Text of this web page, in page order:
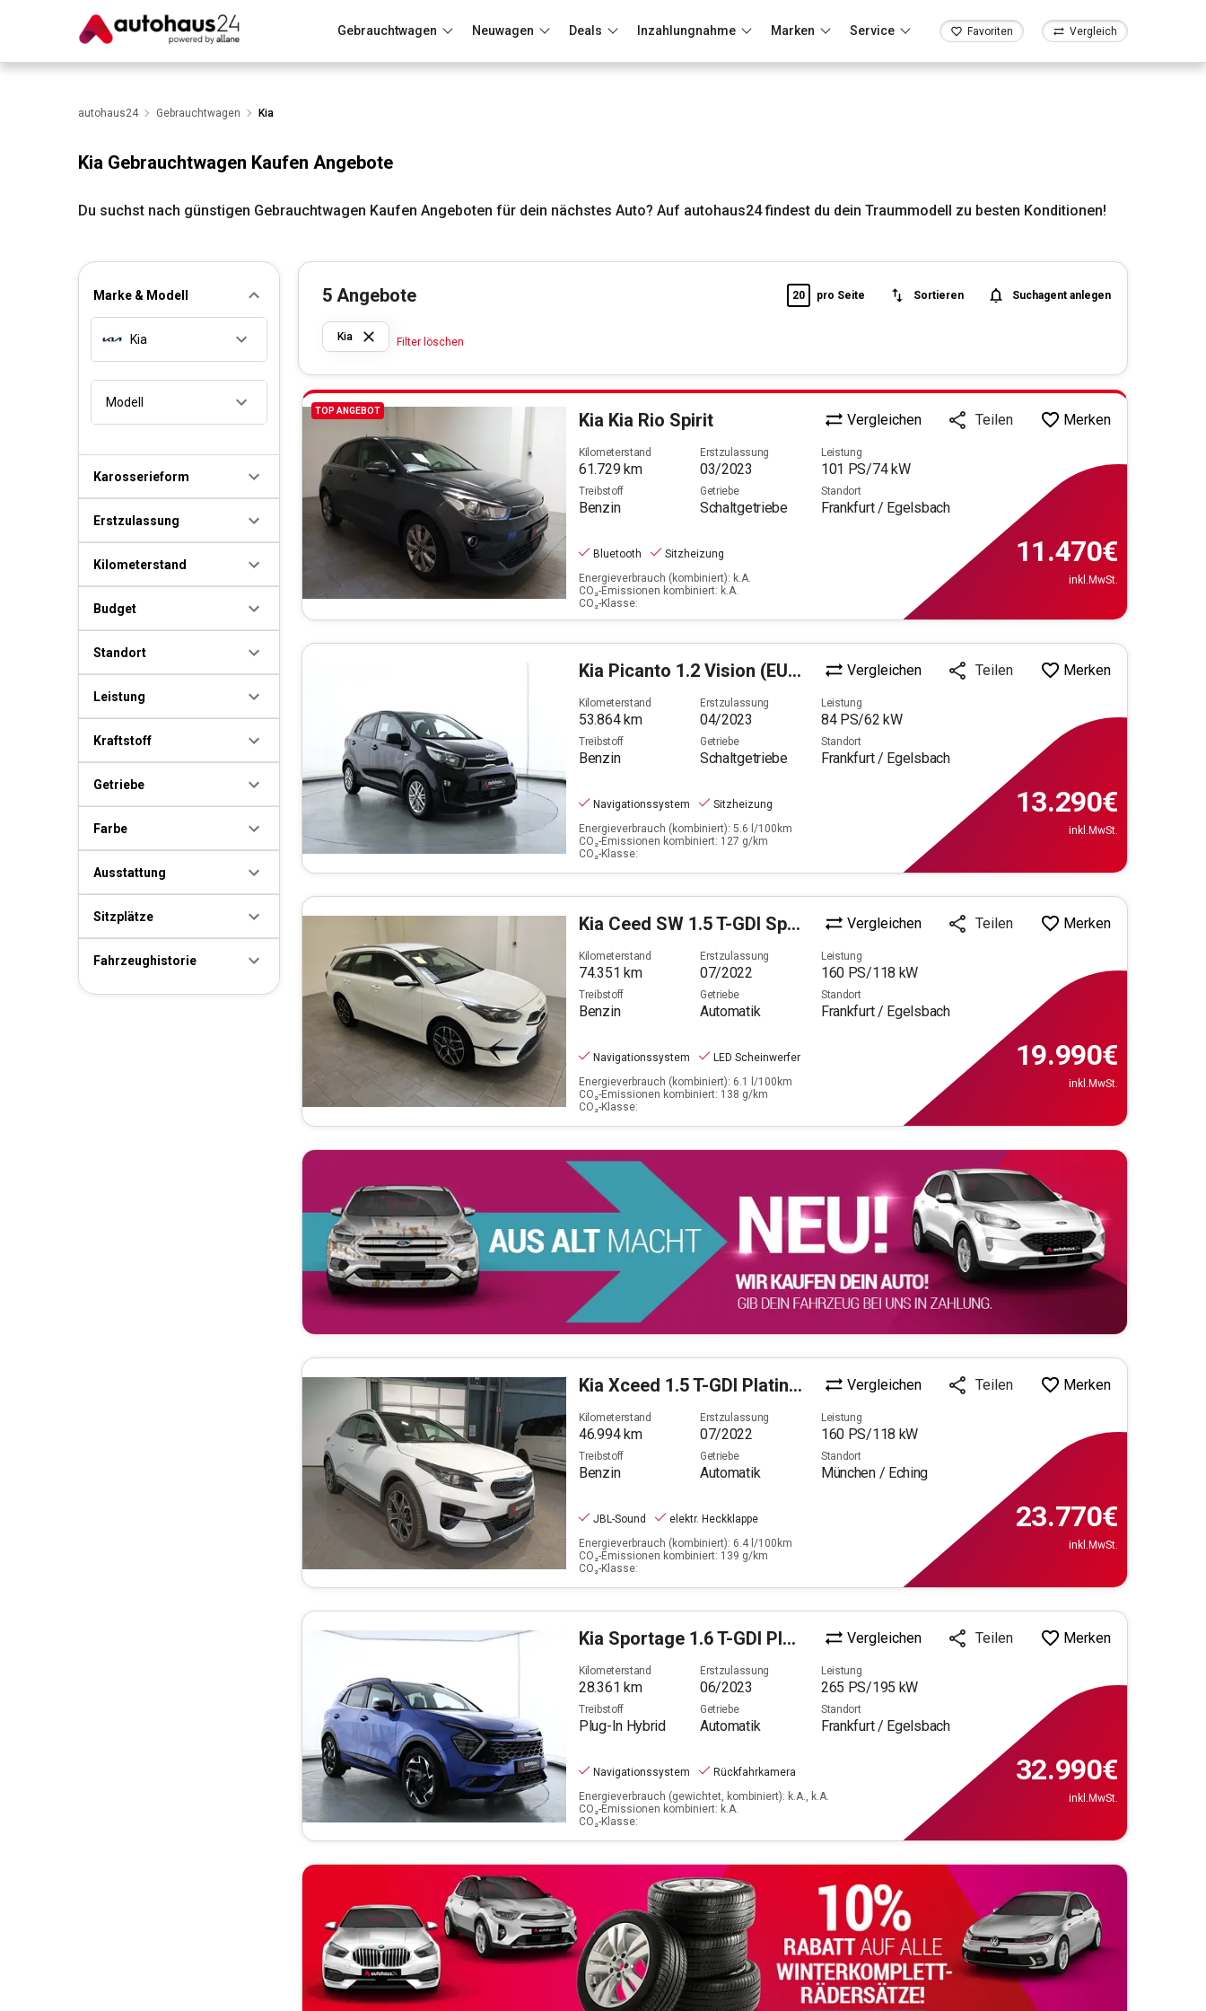
Gebrauchtwagen Neuwagen Deals Inzahlungnahme Marken Service Favoriten Vergleich
Wir bewerten dein AutoRund um die Inzahlungnahme
autohaus24 Gebrauchtwagen Kia
Kia Gebrauchtwagen Kaufen Angebote
Du suchst nach günstigen Gebrauchtwagen Kaufen Angeboten für dein nächstes Auto? Auf autohaus24 findest du dein Traummodell zu besten Konditionen!
Marke & Modell
Kia
Modell
Karosserieform
Erstzulassung
Kilometerstand
Budget
Standort
Leistung
Kraftstoff
Getriebe
Farbe
Ausstattung
Sitzplätze
Fahrzeughistorie
5 Angebote 20 pro Seite Sortieren Suchagent anlegen
Kia Filter löschen
TOP ANGEBOT Kia Kia Rio Spirit Vergleichen Teilen Merken
Kilometerstand
61.729km
Erstzulassung
03/2023
Leistung
101 PS/74kW
Treibstoff
Benzin
Getriebe
Schaltgetriebe
Standort
Frankfurt / Egelsbach
Bluetooth
Sitzheizung
Energieverbrauch (kombiniert): k.A.
CO₂-Emissionen kombiniert: k.A.
CO₂-Klasse:
11.470€
inkl.MwSt.
Kia Picanto 1.2 Vision (EURO 6d) Vergleichen Teilen Merken
Kilometerstand
53.864km
Erstzulassung
04/2023
Leistung
84PS/62 kW
Treibstoff
Benzin
Getriebe
Schaltgetriebe
Standort
Frankfurt / Egelsbach
Navigationssystem
Sitzheizung
Energieverbrauch (kombiniert): 5.6 l/100km
CO₂-Emissionen kombiniert: 127 g/km
CO₂-Klasse:
13.290€
inkl.MwSt.
Kia Ceed SW 1.5 T-GDI Spirit Vergleichen Teilen Merken
Kilometerstand
74.351 km
Erstzulassung
07/2022
Leistung
160 PS/118 kW
Treibstoff
Benzin
Getriebe
Automatik
Standort
Frankfurt / Egelsbach
Navigationssystem
LED Scheinwerfer
Energieverbrauch (kombiniert): 6.1 l/100km
CO₂-Emissionen kombiniert: 138 g/km
CO₂-Klasse:
19.990€
inkl.MwSt.
Kia Xceed 1.5 T-GDI Platinum Edition (EURO 6d) Vergleichen Teilen Merken
Kilometerstand
46.994km
Erstzulassung
07/2022
Leistung
160 PS/118 kW
Treibstoff
Benzin
Getriebe
Automatik
Standort
München / Eching
JBL-Sound
elektr. Heckklappe
Energieverbrauch (kombiniert): 6.4 l/100km
CO₂-Emissionen kombiniert: 139 g/km
CO₂-Klasse:
23.770€
inkl.MwSt.
Kia Sportage 1.6 T-GDI Plug-in Hybrid GT-Line 4WD (6d) Vergleichen Teilen Merken
Kilometerstand
28.361 km
Erstzulassung
06/2023
Leistung
265 PS/195 kW
Treibstoff
Plug-In Hybrid
Getriebe
Automatik
Standort
Frankfurt / Egelsbach
Navigationssystem
Rückfahrkamera
Energieverbrauch (gewichtet, kombiniert): k.A., k.A.
CO₂-Emissionen kombiniert: k.A.
CO₂-Klasse:
32.990€
inkl.MwSt.